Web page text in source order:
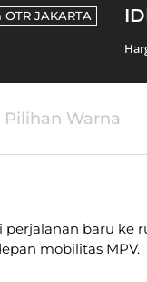
OTR JAKARTA
Pilihan Warna
baru ke
mobilitas MPV.